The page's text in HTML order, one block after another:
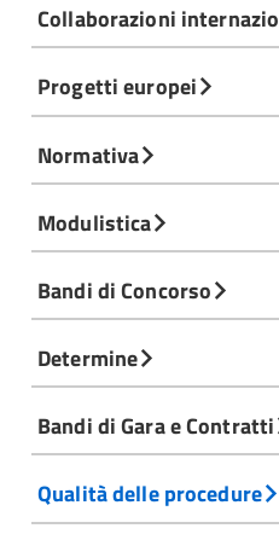
Collaborazioni
Progetti europei
Normativa
Modulistica
Bandi di Concorso
Determine
Bandi di Gara e Contratti
Qualità delle procedure